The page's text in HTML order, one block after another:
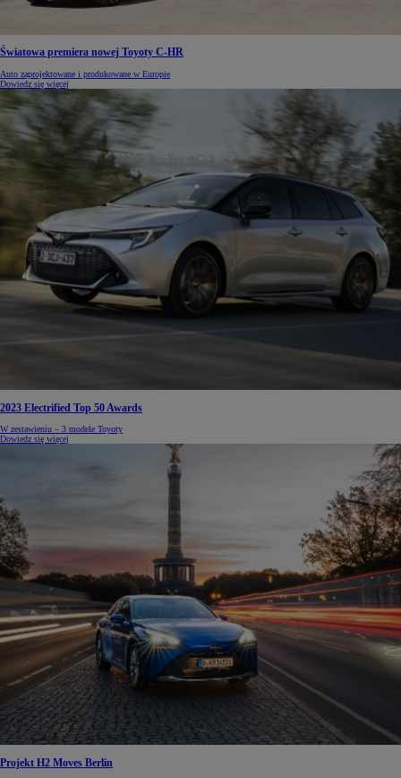
Światowa premiera nowej Toyoty C-HR
Auto zaprojektowane i produkowane w Europie
Dowiedz się więcej
2023 Electrified Top 50 Awards
W zestawieniu – 3 modele Toyoty
Dowiedz się więcej
Projekt H2 Moves Berlin